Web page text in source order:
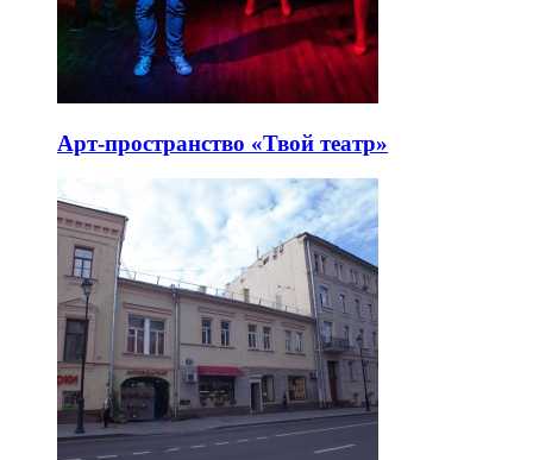
Арт-пространство «Твой театр»